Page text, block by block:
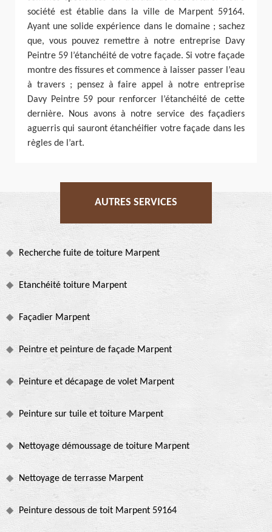
société est établie dans la ville de Marpent 59164.
Ayant une solide expérience dans le domaine ; sachez
que, vous pouvez remettre à notre entreprise Davy
Peintre 59 l’étanchéité de votre façade. Si votre façade
montre des fissures et commence à laisser passer l’eau
à travers ; pensez à faire appel à notre entreprise
Davy Peintre 59 pour renforcer l’étanchéité de cette
dernière. Nous avons à notre service des façadiers
aguerris qui sauront étanchéifier votre façade dans les
règles de l’art.
AUTRES SERVICES
Recherche fuite de toiture Marpent
Etanchéité toiture Marpent
Façadier Marpent
Peintre et peinture de façade Marpent
Peinture et décapage de volet Marpent
Peinture sur tuile et toiture Marpent
Nettoyage démoussage de toiture Marpent
Nettoyage de terrasse Marpent
Peinture dessous de toit Marpent 59164